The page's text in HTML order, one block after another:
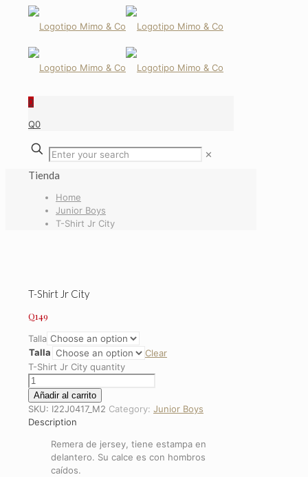
0
Q0
✕
Tienda
Home
Junior Boys
T-Shirt Jr City
T-Shirt Jr City
Q149
Talla
Talla
Clear
T-Shirt Jr City quantity
Añadir al carrito
SKU: I22J0417_M2 Category: Junior Boys
Description
Remera de jersey, tiene estampa en
delantero. Su calce es con hombros
caídos.